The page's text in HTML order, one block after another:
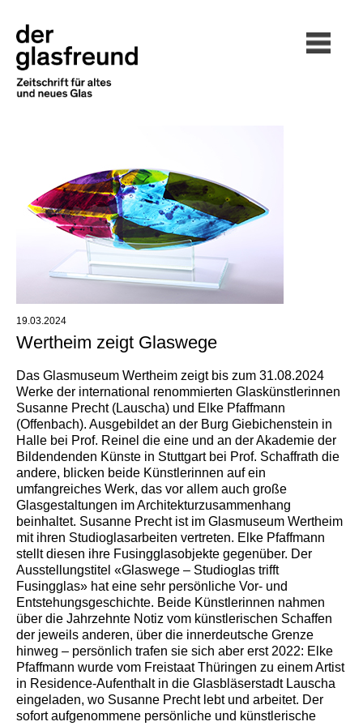
19.03.2024
Wertheim zeigt Glaswege
Das Glasmuseum Wertheim zeigt bis zum 31.08.2024
Werke der international renommierten Glaskünstlerinnen
Susanne Precht (Lauscha) und Elke Pfaffmann
(Offenbach). Ausgebildet an der Burg Giebichenstein in
Halle bei Prof. Reinel die eine und an der Akademie der
Bildendenden Künste in Stuttgart bei Prof. Schaffrath die
andere, blicken beide Künstlerinnen auf ein
umfangreiches Werk, das vor allem auch große
Glasgestaltungen im Architekturzusammenhang
beinhaltet. Susanne Precht ist im Glasmuseum Wertheim
mit ihren Studioglasarbeiten vertreten. Elke Pfaffmann
stellt diesen ihre Fusingglasobjekte gegenüber. Der
Ausstellungstitel «Glaswege – Studioglas trifft
Fusingglas» hat eine sehr persönliche Vor- und
Entstehungsgeschichte. Beide Künstlerinnen nahmen
über die Jahrzehnte Notiz vom künstlerischen Schaffen
der jeweils anderen, über die innerdeutsche Grenze
hinweg – persönlich trafen sie sich aber erst 2022: Elke
Pfaffmann wurde vom Freistaat Thüringen zu einem Artist
in Residence-Aufenthalt in die Glasbläserstadt Lauscha
eingeladen, wo Susanne Precht lebt und arbeitet. Der
sofort aufgenommene persönliche und künstlerische